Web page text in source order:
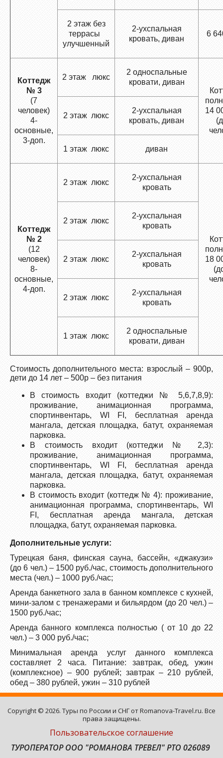
2 этаж без
террасы
улучшенный
2-ухспальная
кровать, диван
6
Коттедж
№ 3
(7
человек)
4-
основные,
3-доп.
2 этаж люкс
2 односпальные
кровати, диван
14
2 этаж люкс
2-ухспальная
кровать, диван
1 этаж люкс диван
Коттедж
№ 2
(12
человек)
8-
основные,
4-доп.
2 этаж люкс
2-ухспальная
кровать
18
2 этаж люкс
2-ухспальная
кровать
2 этаж люкс
2-ухспальная
кровать
2 этаж люкс
2-ухспальная
кровать
1 этаж люкс
2 односпальные
кровати, диван
Стоимость дополнительного места: взрослый – 900р,
дети до 14 лет – 500р – без питания
В стоимость входит (коттеджи № 5,6,7,8,9):
проживание, анимационная программа,
спортинвентарь, WI FI, бесплатная аренда
мангала, детская площадка, батут, охраняемая
парковка.
В стоимость входит (коттеджи № 2,3):
проживание, анимационная программа,
спортинвентарь, WI FI, бесплатная аренда
мангала, детская площадка, батут, охраняемая
парковка.
В стоимость входит (коттедж № 4): проживание,
анимационная программа, спортинвентарь, WI
FI, бесплатная аренда мангала, детская
площадка, батут, охраняемая парковка.
Дополнительные услуги:
Турецкая баня, финская сауна, бассейн, «джакузи»
(до 6 чел.) – 1500 руб./час, стоимость дополнительного
места (чел.) – 1000 руб./час;
Аренда банкетного зала в банном комплексе с кухней,
мини-залом с тренажерами и бильярдом (до 20 чел.) –
1500 руб./час;
Аренда банного комплекса полностью ( от 10 до 22
чел.) – 3 000 руб./час;
Минимальная аренда услуг данного комплекса
составляет 2 часа. Питание: завтрак, обед, ужин
(комплексное) – 900 рублей; завтрак – 210 рублей,
обед – 380 рублей, ужин – 310 рублей
Copyright © 2026. Туры по России и СНГ от Romanova-Travel.ru. Все
права защищены.
Пользовательское соглашение
ТУРОПЕРАТОР ООО "РОМАНОВА ТРЕВЕЛ" РТО 026089